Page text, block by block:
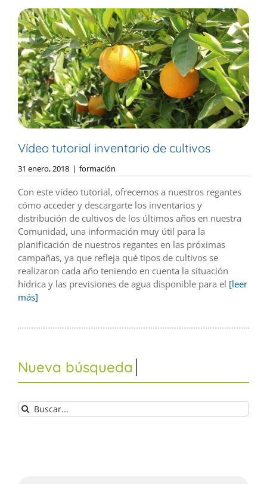
Vídeo tutorial inventario de cultivos
31 enero, 2018 | formación
Con este vídeo tutorial, ofrecemos a nuestros regantes
cómo acceder y descargarte los inventarios y
distribución de cultivos de los últimos años en nuestra
Comunidad, una información muy útil para la
planificación de nuestros regantes en las próximas
campañas, ya que refleja qué tipos de cultivos se
realizaron cada año teniendo en cuenta la situación
hídrica y las previsiones de agua disponible para el [leer
más]
Buscar: